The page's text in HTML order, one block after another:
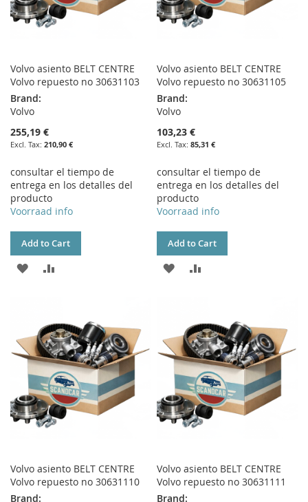
Volvo asiento BELT CENTRE
Volvo repuesto no 30631103
Brand:
Volvo
255,19 €
210,90 €
consultar el tiempo de
entrega en los detalles del
producto
Voorraad info
Add to Cart
ADD
LIST
Volvo asiento BELT CENTRE
Volvo repuesto no 30631105
Brand:
Volvo
103,23 €
85,31 €
consultar el tiempo de
entrega en los detalles del
producto
Voorraad info
Add to Cart
ADD
LIST
Volvo asiento BELT CENTRE
Volvo repuesto no 30631110
Brand:
Volvo asiento BELT CENTRE
Volvo repuesto no 30631111
Brand: